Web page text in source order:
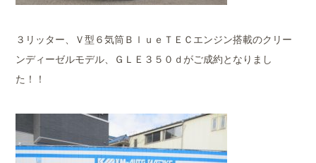
３リッター、Ｖ型６気筒ＢｌｕｅＴＥＣエンジン搭載のクリー
ンディーゼルモデル、ＧＬＥ３５０ｄがご成約となりまし
た！！